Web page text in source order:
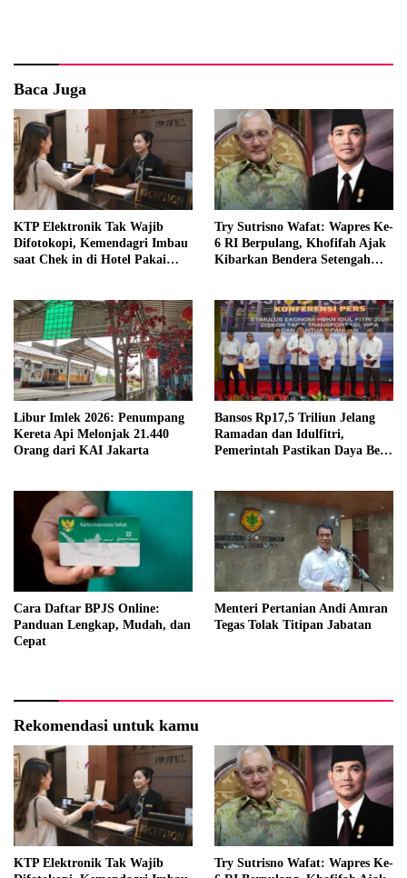
Baca Juga
KTP Elektronik Tak Wajib
Difotokopi, Kemendagri Imbau
saat Chek in di Hotel Pakai
Try Sutrisno Wafat: Wapres Ke-
6 RI Berpulang, Khofifah Ajak
Kibarkan Bendera Setengah
Libur Imlek 2026: Penumpang
Kereta Api Melonjak 21.440
Orang dari KAI Jakarta
Bansos Rp17,5 Triliun Jelang
Ramadan dan Idulfitri,
Pemerintah Pastikan Daya Beli
Cara Daftar BPJS Online:
Panduan Lengkap, Mudah, dan
Cepat
Menteri Pertanian Andi Amran
Tegas Tolak Titipan Jabatan
Rekomendasi untuk kamu
KTP Elektronik Tak Wajib
Try Sutrisno Wafat: Wapres Ke-